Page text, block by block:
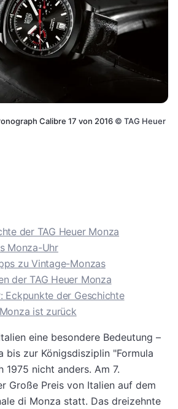
Calibre 17 von 2016 © TAG Heuer
der TAG Heuer Monza
Monza-Uhr
zu Vintage-Monzas
der TAG Heuer Monza
Eckpunkte der Geschichte
ist zurück
eine besondere Bedeutung –
bis zur Königsdisziplin "Formula
1975 nicht anders. Am 7.
Große Preis von Italien auf dem
di Monza statt. Das dreizehnte